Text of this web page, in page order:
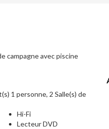
campagne avec piscine
1 personne, 2 Salle(s) de
Hi-Fi
Lecteur DVD